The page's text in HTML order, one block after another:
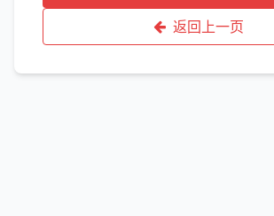
返回上一页